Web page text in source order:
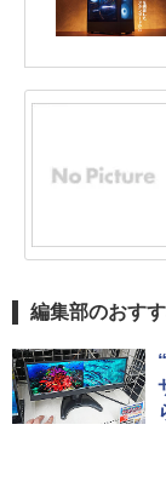
編集部のおす